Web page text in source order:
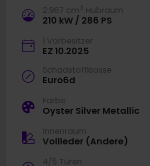
2.967 cm 3 Hubraum
210 kW / 286 PS
1 Vorbesitzer
EZ 10.2025
Schadstoffklasse
Euro6d
Farbe
Oyster Silver Metallic
Innenraum
Vollleder (Andere)
4/5 Türen